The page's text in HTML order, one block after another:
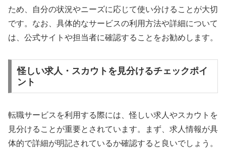
ため、自分の状況やニーズに応じて使い分けることが大切
です。なお、具体的なサービスの利用方法や詳細について
は、公式サイトや担当者に確認することをお勧めします。
怪しい求人・スカウトを見分けるチェックポイ
ント
転職サービスを利用する際には、怪しい求人やスカウトを
見分けることが重要とされています。まず、求人情報が具
体的で詳細が明記されているか確認すると良いでしょう。